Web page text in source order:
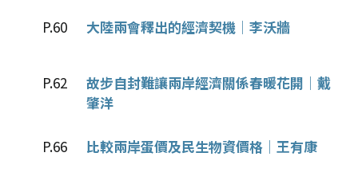
P.60 大陸兩會釋出的經濟契機│李沃牆
P.62
故步自封難讓兩岸經濟關係春暖花開│戴
肇洋
P.66 比較兩岸蛋價及民生物資價格│王有康